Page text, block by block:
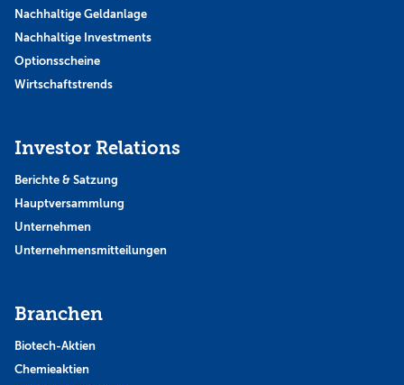
Nachhaltige Geldanlage
Nachhaltige Investments
Optionsscheine
Wirtschaftstrends
Investor Relations
Berichte & Satzung
Hauptversammlung
Unternehmen
Unternehmensmitteilungen
Branchen
Biotech-Aktien
Chemieaktien